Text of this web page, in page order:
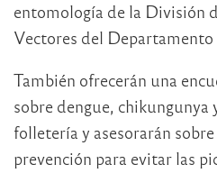
entomología de la División
Vectores del Departamento
También ofrecerán una
sobre dengue, chikungunya
folletería y asesorarán
prevención para evitar las